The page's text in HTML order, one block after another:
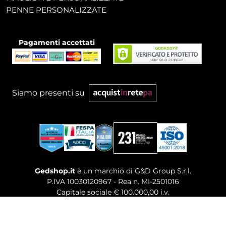
PENNE PERSONALIZZATE
Pagamenti accettati
Siamo presenti su
Gedshop.it è un marchio di G&D Group S.r.l.
P.IVA 10030120967 - Rea n. MI-2501016
Capitale sociale € 100.000,00 i.v.